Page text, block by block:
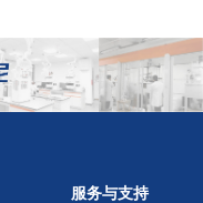
服务与支持